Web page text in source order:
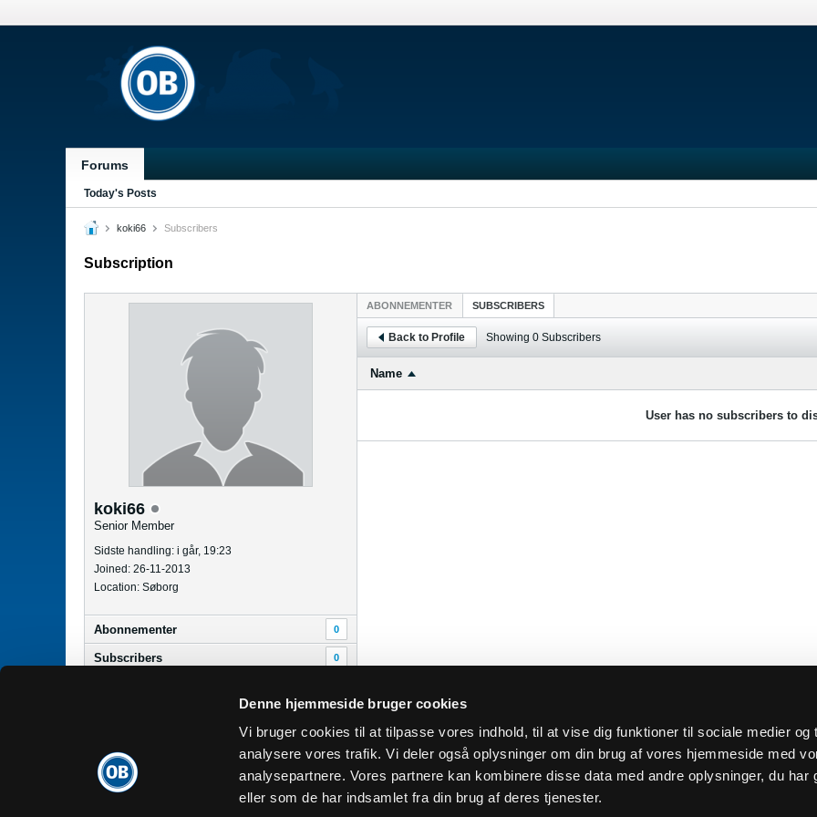
Denne hjemmeside bruger cookies
Vi bruger cookies til at tilpasse vores indhold, til at vise dig funktioner til sociale medier og
analysere vores trafik. Vi deler også oplysninger om din brug af vores hjemmeside med
analysepartnere. Vores partnere kan kombinere disse data med andre oplysninger, du har
eller som de har indsamlet fra din brug af deres tjenester.
Forums
Today's Posts
koki66 Subscribers
Subscription
koki66
Senior Member
Sidste handling: i går, 19:23
Joined: 26-11-2013
Location: Søborg
Abonnementer 0
Subscribers 0
ABONNEMENTER SUBSCRIBERS
Back to Profile Showing 0 Subscribers
Name
User has no subscribers to